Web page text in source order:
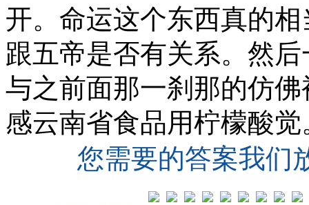
开。命运这个东西真的
跟五帝是否有关系。然
与之前面那一刹那的仿
感云南省食品用柠檬酸觉
您需要的答案我们